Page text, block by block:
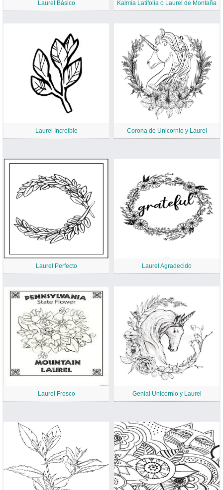
Laurel Básico Kalmia Latifolia o Laurel de Montaña
Laurel Increíble Corona de Unicornio y Laurel
Laurel Perfecto Laurel Agradecido
Laurel Fresco Genial Unicornio y Laurel